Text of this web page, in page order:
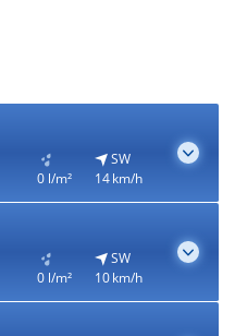
0 l/m²
SW
14 km/h
0 l/m²
SW
10 km/h